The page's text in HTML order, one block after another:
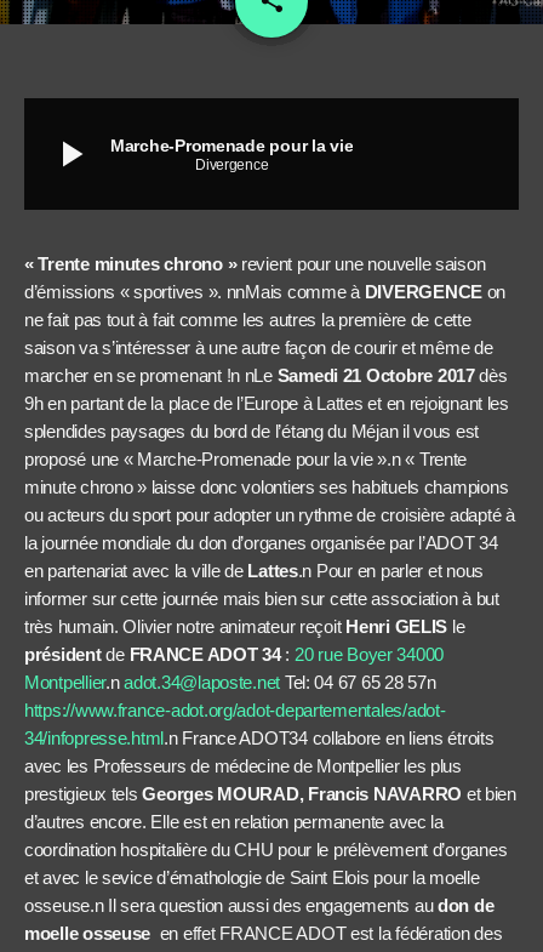
play_arrow Marche-Promenade pour la vie
Divergence
« Trente minutes chrono »revient pour une nouvelle saison
d’émissions « sportives ». nnMais comme à DIVERGENCEon
ne fait pas tout à fait comme les autres la première de cette
saison va s’intéresser à une autre façon de courir et même de
marcher en se promenant !n nLe Samedi 21 Octobre 2017dès
9h en partant de la place de l’Europe à Lattes et en rejoignant les
splendides paysages du bord de l’étang du Méjan il vous est
proposé une « Marche-Promenade pour la vie ».n « Trente
minute chrono » laisse donc volontiers ses habituels champions
ou acteurs du sport pour adopter un rythme de croisière adapté à
la journée mondiale du don d’organes organisée par l’ADOT 34
en partenariat avec la ville de Lattes.n Pour en parler et nous
informer sur cette journée mais bien sur cette association à but
très humain. Olivier notre animateur reçoit Henri GELIS le
présidentde FRANCE ADOT 34: 20 rue Boyer 34000
Montpellier.nadot.34@laposte.net Tel: 04 67 65 28 57n
https://www.france-adot.org/adot-departementales/adot-
34/infopresse.html.n France ADOT34 collabore en liens étroits
avec les Professeurs de médecine de Montpellier les plus
prestigieux telsGeorges MOURAD, Francis NAVARRO et bien
d’autres encore. Elle est en relation permanente avec la
coordination hospitalière du CHU pour le prélèvement d’organes
et avec le sevice d’émathologie de Saint Elois pour la moelle
osseuse.n Il sera question aussi des engagements audon de
moelle osseuse en effet FRANCE ADOT est la fédération des